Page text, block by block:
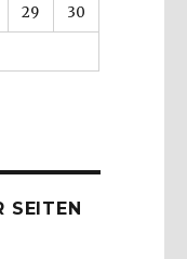
29 30
SEITEN